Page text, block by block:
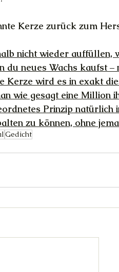
Kerze zurück zum
nicht wieder auffüllen,
du neues Wachs kaufst –
Kerze wird es in exakt
wie gesagt eine Million
Prinzip natürlich
zu können, ohne
Gedicht